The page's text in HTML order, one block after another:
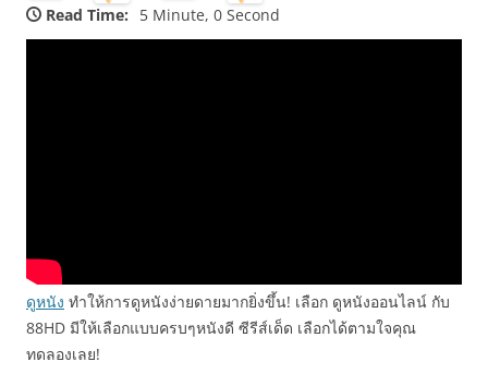
Read Time: 5 Minute, 0 Second
ดูหนัง ทำให้การดูหนังง่ายดายมากยิ่งขึ้น! เลือก ดูหนังออนไลน์ กับ
88HD มีให้เลือกแบบครบๆหนังดี ซีรีส์เด็ด เลือกได้ตามใจคุณ
ทดลองเลย!